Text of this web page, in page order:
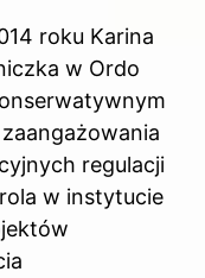
roku Karina
w Ordo
regulacji
w instytucie